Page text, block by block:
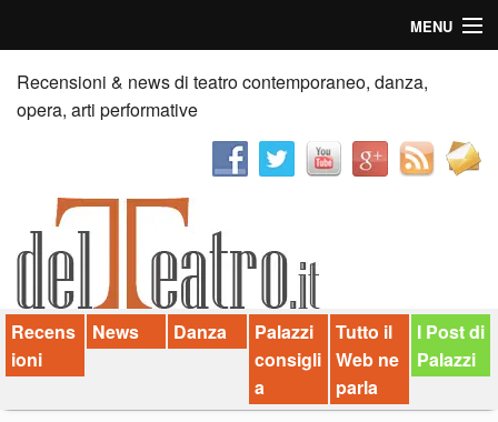
MENU
Home
Recensioni
News
Palazzi consiglia
Video
Chi siamo
Recensioni & news di teatro contemporaneo, danza,
opera, arti performative
Recens
ioni
News Danza
Palazzi
consigli
a
Tutto il
Web ne
parla
I Post di
Palazzi